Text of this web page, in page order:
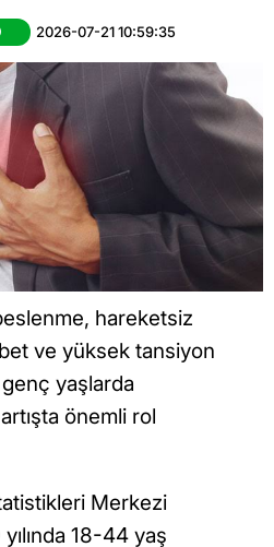
2026-07-21 10:59:35
hareketsiz
ve yüksek tansiyon
yaşlarda
önemli rol
Merkezi
18-44 yaş